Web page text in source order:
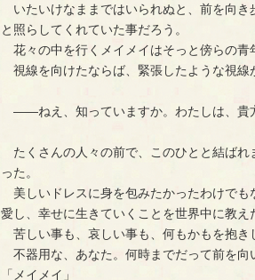
いたいけなままではいられぬと、前を向き
と照らしてくれていた事だろう。
花々の中を行くメイメイはそっと傍らの青
視線を向けたならば、緊張したような視線
――ねえ、知っていますか。わたしは、貴
たくさんの人々の前で、このひとと結ばれ
った。
美しいドレスに身を包みたかったわけでも
愛し、幸せに生きていくことを世界中に教え
苦しい事も、哀しい事も、何もかもを抱き
不器用な、あなた。何時までだって前を
「メイメイ」